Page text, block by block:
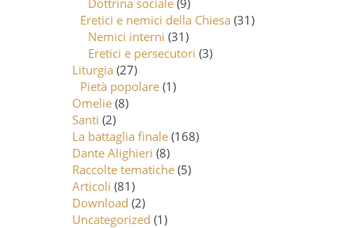
Dottrina sociale (9)
Eretici e nemici della Chiesa (31)
Nemici interni (31)
Eretici e persecutori (3)
Liturgia (27)
Pietà popolare (1)
Omelie (8)
Santi (2)
La battaglia finale (168)
Dante Alighieri (8)
Raccolte tematiche (5)
Articoli (81)
Download (2)
Uncategorized (1)